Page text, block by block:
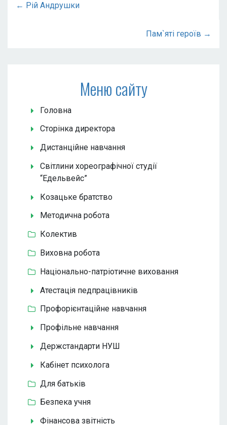
← Рій Андрушки
Пам`яті героїв →
Меню сайту
Головна
Сторінка директора
Дистанційне навчання
Світлини хореографічної студії
“Едельвейс”
Козацьке братство
Методична робота
Колектив
Виховна робота
Національно-патріотичне виховання
Атестація педпрацівників
Профорієнтаційне навчання
Профільне навчання
Держстандарти НУШ
Кабінет психолога
Для батьків
Безпека учня
Фінансова звітність